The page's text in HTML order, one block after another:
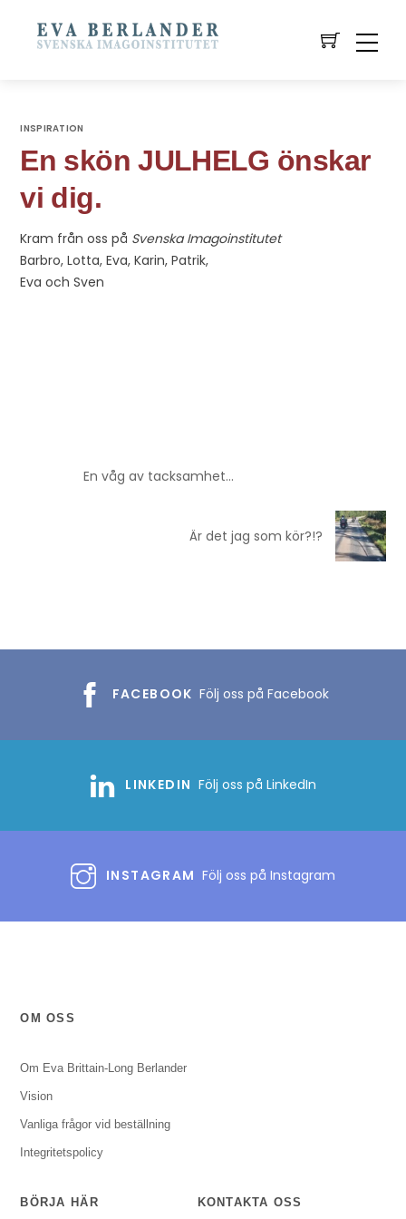
INSPIRATION
En skön JULHELG önskar
vi dig.
Kram från oss på Svenska Imagoinstitutet
Barbro, Lotta, Eva, Karin, Patrik,
Eva och Sven
En våg av tacksamhet…
Är det jag som kör?!?
FACEBOOK Följ oss på Facebook
LINKEDIN Följ oss på LinkedIn
INSTAGRAM Följ oss på Instagram
OM OSS
Om Eva Brittain-Long Berlander
Vision
Vanliga frågor vid beställning
Integritetspolicy
BÖRJA HÄR KONTAKTA OSS